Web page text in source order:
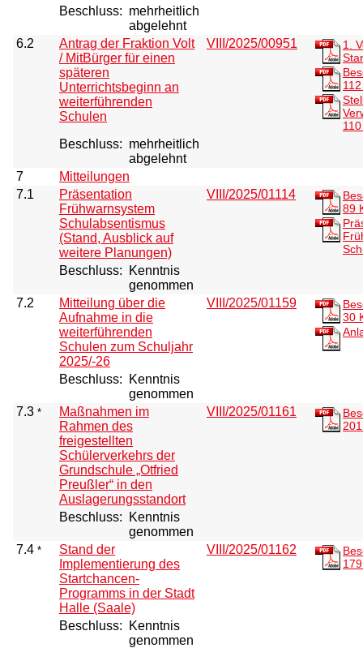
Beschluss: mehrheitlich
abgelehnt
6.2
Antrag der Fraktion Volt
/ MitBürger für einen
späteren
Unterrichtsbeginn an
weiterführenden
Schulen
VIII/2025/00951
1.
Beschluss: mehrheitlich
abgelehnt
7
Mitteilungen
7.1
Präsentation
Frühwarnsystem
Schulabsentismus
(Stand, Ausblick auf
weitere Planungen)
VIII/2025/01114
89
Beschluss:
Kenntnis
genommen
7.2
Mitteilung über die
Aufnahme in die
weiterführenden
Schulen zum Schuljahr
2025/-26
VIII/2025/01159
30
Beschluss:
Kenntnis
genommen
7.3 *
Maßnahmen im
Rahmen des
freigestellten
Schülerverkehrs der
Grundschule „Otfried
Preußler“ in den
Auslagerungsstandort
VIII/2025/01161
Beschluss:
Kenntnis
genommen
7.4 *
Stand der
Implementierung des
Startchancen-
Programms in der Stadt
Halle (Saale)
VIII/2025/01162
Beschluss:
Kenntnis
genommen